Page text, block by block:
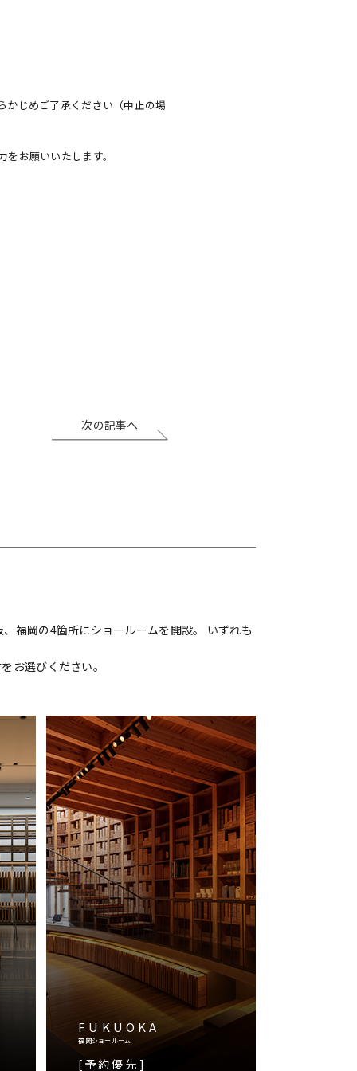
かじめご了承ください（中止の場
お願いいたします。
次の記事へ
福岡の4箇所にショールームを開設。 いずれも
お選びください。
FUKUOKA
福岡ショールーム
[予約優先]